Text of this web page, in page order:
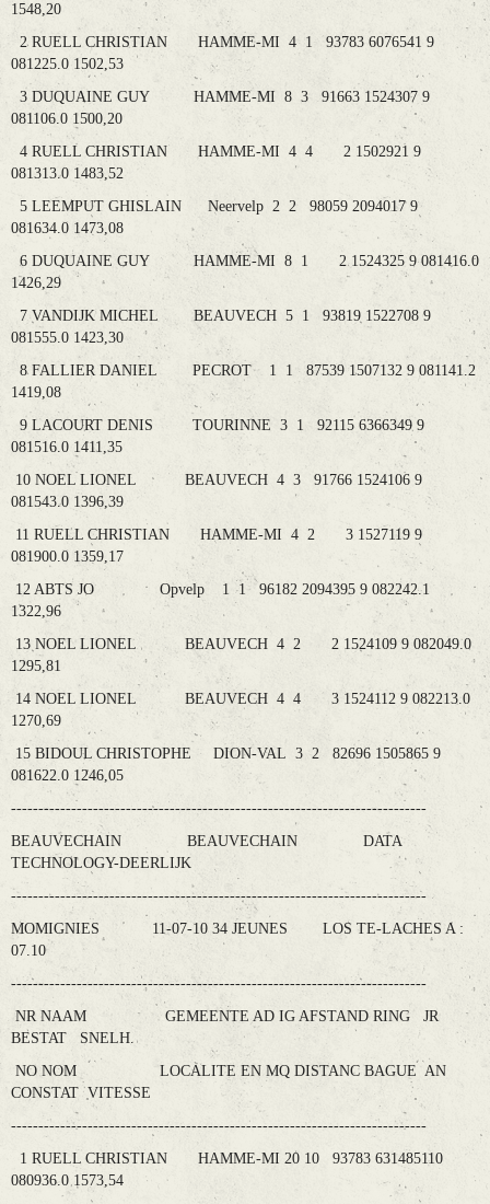
1548,20
2 RUELL CHRISTIAN HAMME-MI 4 1 93783 6076541 9
081225.0 1502,53
3 DUQUAINE GUY HAMME-MI 8 3 91663 1524307 9
081106.0 1500,20
4 RUELL CHRISTIAN HAMME-MI 4 4 2 1502921 9
081313.0 1483,52
5 LEEMPUT GHISLAIN Neervelp 2 2 98059 2094017 9
081634.0 1473,08
6 DUQUAINE GUY HAMME-MI 8 1 2 1524325 9 081416.0
1426,29
7 VANDIJK MICHEL BEAUVECH 5 1 93819 1522708 9
081555.0 1423,30
8 FALLIER DANIEL PECROT 1 1 87539 1507132 9 081141.2
1419,08
9 LACOURT DENIS TOURINNE 3 1 92115 6366349 9
081516.0 1411,35
10 NOEL LIONEL BEAUVECH 4 3 91766 1524106 9
081543.0 1396,39
11 RUELL CHRISTIAN HAMME-MI 4 2 3 1527119 9
081900.0 1359,17
12 ABTS JO Opvelp 1 1 96182 2094395 9 082242.1
1322,96
13 NOEL LIONEL BEAUVECH 4 2 2 1524109 9 082049.0
1295,81
14 NOEL LIONEL BEAUVECH 4 4 3 1524112 9 082213.0
1270,69
15 BIDOUL CHRISTOPHE DION-VAL 3 2 82696 1505865 9
081622.0 1246,05
----------------------------------------------------------------------------
BEAUVECHAIN BEAUVECHAIN DATA
TECHNOLOGY-DEERLIJK
----------------------------------------------------------------------------
MOMIGNIES 11-07-10 34 JEUNES LOS TE-LACHES A :
07.10
----------------------------------------------------------------------------
NR NAAM GEMEENTE AD IG AFSTAND RING JR
BESTAT SNELH.
NO NOM LOCALITE EN MQ DISTANC BAGUE AN
CONSTAT VITESSE
----------------------------------------------------------------------------
1 RUELL CHRISTIAN HAMME-MI 20 10 93783 631485110
080936.0 1573,54